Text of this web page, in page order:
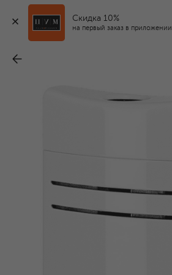
Скидка 10%
на первый заказ в приложении